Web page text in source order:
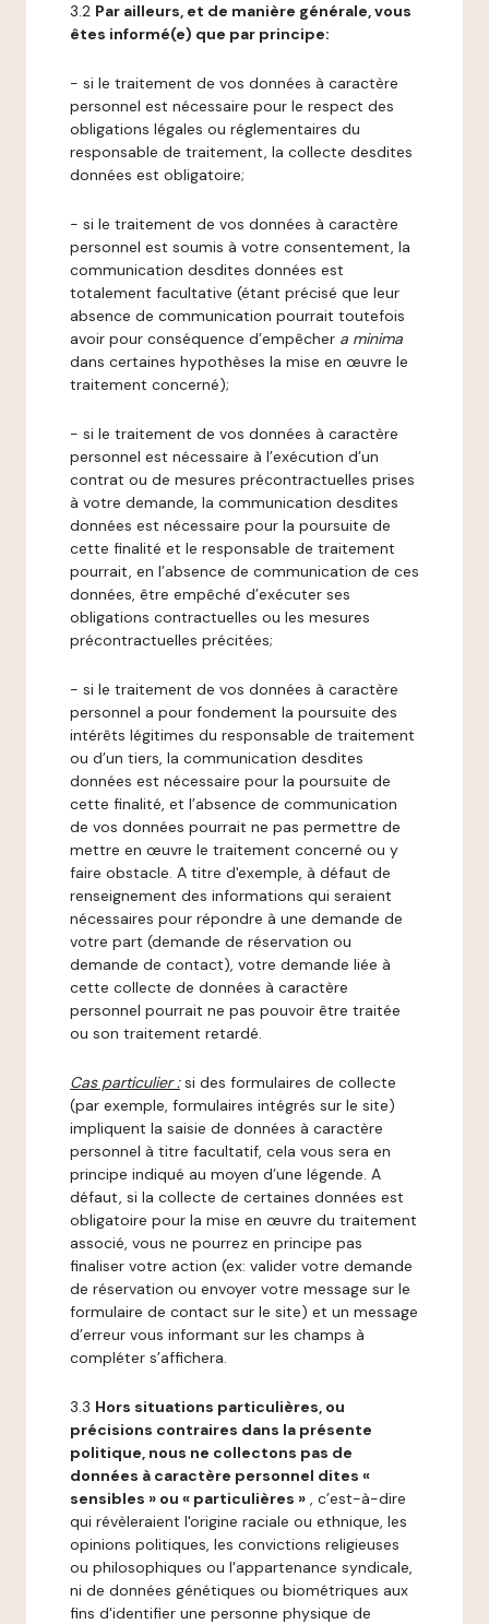
3.2 Par ailleurs, et de manière générale, vous
êtes informé(e) que par principe:
- si le traitement de vos données à caractère
personnel est nécessaire pour le respect des
obligations légales ou réglementaires du
responsable de traitement, la collecte desdites
données est obligatoire;
- si le traitement de vos données à caractère
personnel est soumis à votre consentement, la
communication desdites données est
totalement facultative (étant précisé que leur
absence de communication pourrait toutefois
avoir pour conséquence d’empêcher a minima
dans certaines hypothèses la mise en œuvre le
traitement concerné);
- si le traitement de vos données à caractère
personnel est nécessaire à l’exécution d’un
contrat ou de mesures précontractuelles prises
à votre demande, la communication desdites
données est nécessaire pour la poursuite de
cette finalité et le responsable de traitement
pourrait, en l’absence de communication de ces
données, être empêché d’exécuter ses
obligations contractuelles ou les mesures
précontractuelles précitées;
- si le traitement de vos données à caractère
personnel a pour fondement la poursuite des
intérêts légitimes du responsable de traitement
ou d’un tiers, la communication desdites
données est nécessaire pour la poursuite de
cette finalité, et l’absence de communication
de vos données pourrait ne pas permettre de
mettre en œuvre le traitement concerné ou y
faire obstacle. A titre d'exemple, à défaut de
renseignement des informations qui seraient
nécessaires pour répondre à une demande de
votre part (demande de réservation ou
demande de contact), votre demande liée à
cette collecte de données à caractère
personnel pourrait ne pas pouvoir être traitée
ou son traitement retardé.
Cas particulier : si des formulaires de collecte
(par exemple, formulaires intégrés sur le site)
impliquent la saisie de données à caractère
personnel à titre facultatif, cela vous sera en
principe indiqué au moyen d’une légende. A
défaut, si la collecte de certaines données est
obligatoire pour la mise en œuvre du traitement
associé, vous ne pourrez en principe pas
finaliser votre action (ex: valider votre demande
de réservation ou envoyer votre message sur le
formulaire de contact sur le site) et un message
d’erreur vous informant sur les champs à
compléter s’affichera.
3.3 Hors situations particulières, ou
précisions contraires dans la présente
politique, nous ne collectons pas de
données à caractère personnel dites «
sensibles » ou « particulières » , c’est-à-dire
qui révèleraient l'origine raciale ou ethnique, les
opinions politiques, les convictions religieuses
ou philosophiques ou l'appartenance syndicale,
ni de données génétiques ou biométriques aux
fins d'identifier une personne physique de